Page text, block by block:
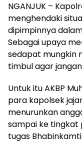
NGANJUK –
menghendaki
dipimpinnya
Sebagai upaya
sedapat mungkin
timbul agar
Untuk itu AKBP
para kapolsek
menurunkan
sampai ke tingkat
tugas